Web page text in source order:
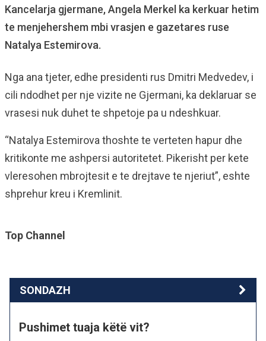
Kancelarja gjermane, Angela Merkel ka kerkuar hetim
te menjehershem mbi vrasjen e gazetares ruse
Natalya Estemirova.
Nga ana tjeter, edhe presidenti rus Dmitri Medvedev, i
cili ndodhet per nje vizite ne Gjermani, ka deklaruar se
vrasesi nuk duhet te shpetoje pa u ndeshkuar.
“Natalya Estemirova thoshte te verteten hapur dhe
kritikonte me ashpersi autoritetet. Pikerisht per kete
vleresohen mbrojtesit e te drejtave te njeriut”, eshte
shprehur kreu i Kremlinit.
Top Channel
SONDAZH
Pushimet tuaja këtë vit?